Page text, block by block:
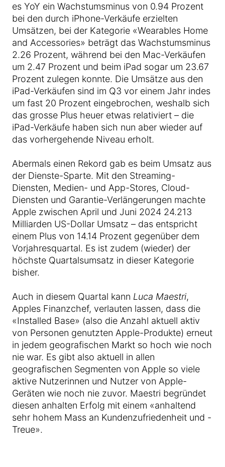
es YoY ein Wachstumsminus von 0.94 Prozent
bei den durch iPhone-Verkäufe erzielten
Umsätzen, bei der Kategorie «Wearables Home
and Accessories» beträgt das Wachstumsminus
2.26 Prozent, während bei den Mac-Verkäufen
um 2.47 Prozent und beim iPad sogar um 23.67
Prozent zulegen konnte. Die Umsätze aus den
iPad-Verkäufen sind im Q3 vor einem Jahr indes
um fast 20 Prozent eingebrochen, weshalb sich
das grosse Plus heuer etwas relativiert – die
iPad-Verkäufe haben sich nun aber wieder auf
das vorhergehende Niveau erholt.
Abermals einen Rekord gab es beim Umsatz aus
der Dienste-Sparte. Mit den Streaming-
Diensten, Medien- und App-Stores, Cloud-
Diensten und Garantie-Verlängerungen machte
Apple zwischen April und Juni 2024 24.213
Milliarden US-Dollar Umsatz – das entspricht
einem Plus von 14.14 Prozent gegenüber dem
Vorjahresquartal. Es ist zudem (wieder) der
höchste Quartalsumsatz in dieser Kategorie
bisher.
Auch in diesem Quartal kann Luca Maestri,
Apples Finanzchef, verlauten lassen, dass die
«Installed Base» (also die Anzahl aktuell aktiv
von Personen genutzten Apple-Produkte) erneut
in jedem geografischen Markt so hoch wie noch
nie war. Es gibt also aktuell in allen
geografischen Segmenten von Apple so viele
aktive Nutzerinnen und Nutzer von Apple-
Geräten wie noch nie zuvor. Maestri begründet
diesen anhalten Erfolg mit einem «anhaltend
sehr hohem Mass an Kundenzufriedenheit und -
Treue».